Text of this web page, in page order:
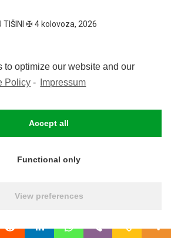
to optimize our website and our
Policy - Impressum
Accept all
Functional only
View preferences
TIŠINI ✠ 4 kolovoza, 2026